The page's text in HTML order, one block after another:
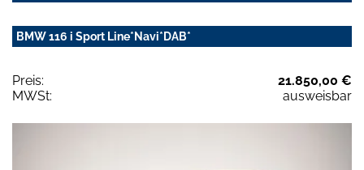
BMW 116 i Sport Line*Navi*DAB*
Preis:
21.850,00 €
MWSt:
ausweisbar